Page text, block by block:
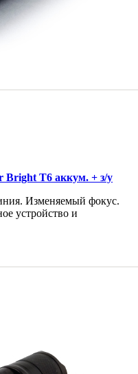
Bright T6 аккум. + з/у
Изменяемый фокус.
устройство и